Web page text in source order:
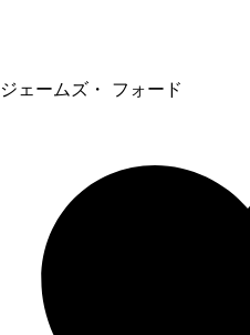
ジェームズ・ フォード